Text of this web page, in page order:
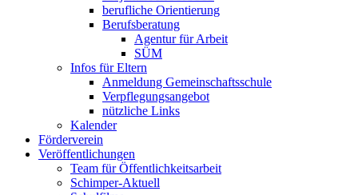
berufliche Orientierung
Berufsberatung
Agentur für Arbeit
SÜM
Infos für Eltern
Anmeldung Gemeinschaftsschule
Verpflegungsangebot
nützliche Links
Kalender
Förderverein
Veröffentlichungen
Team für Öffentlichkeitsarbeit
Schimper-Aktuell